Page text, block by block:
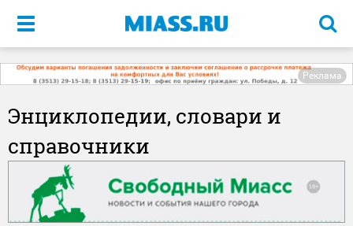
Меню
Реклама
Энциклопедии, словари и
справочники